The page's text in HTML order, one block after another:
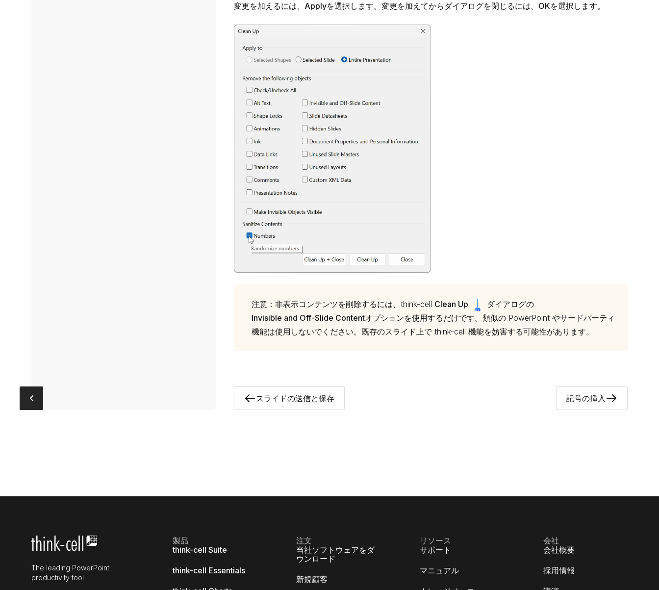
変更を加えるには、 Applyを選択します。変更を加えてからダイアログを閉じるには、 OKを選択します。
注意：非表示コンテンツを削除するには、think-cell Clean Up
ダイアログの
Invisible and Off-Slide Contentオプションを使用するだけです。類似の PowerPoint やサードパーティ
機能は使用しないでください。既存のスライド上で think-cell 機能を妨害する可能性があります。
スライドの送信と保存 記号の挿入
The leading PowerPoint
productivity tool
製品
think-cell Suite
think-cell Essentials
注文
当社ソフトウェアをダ
ウンロード
新規顧客
リソース
サポート
マニュアル
会社
会社概要
採用情報